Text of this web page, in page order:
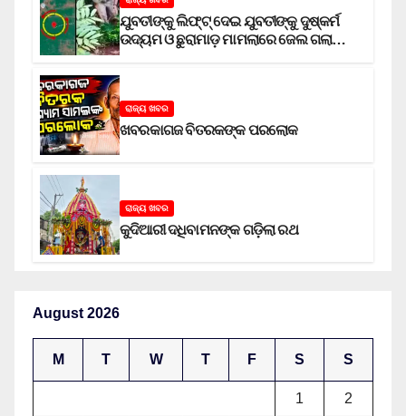
ଯୁବତୀଙ୍କୁ ଲିଫ୍‌ଟ୍‌ ଦେଇ ଯୁବତୀଙ୍କୁ ଦୁଷ୍କର୍ମ
ଉଦ୍ୟମ ଓ ଛୁରାମାଡ଼ ମାମଲାରେ ଜେଲ ଗଲା
ରାଜ୍ୟ ଖବର
ଖବରକାଗଜ ବିତରକଙ୍କ ପରଲୋକ
ରାଜ୍ୟ ଖବର
କୁଦିଆରୀ ଦଧିବାମନଙ୍କ ଗଡ଼ିଲା ରଥ
August 2026
M T W T F S S
1 2